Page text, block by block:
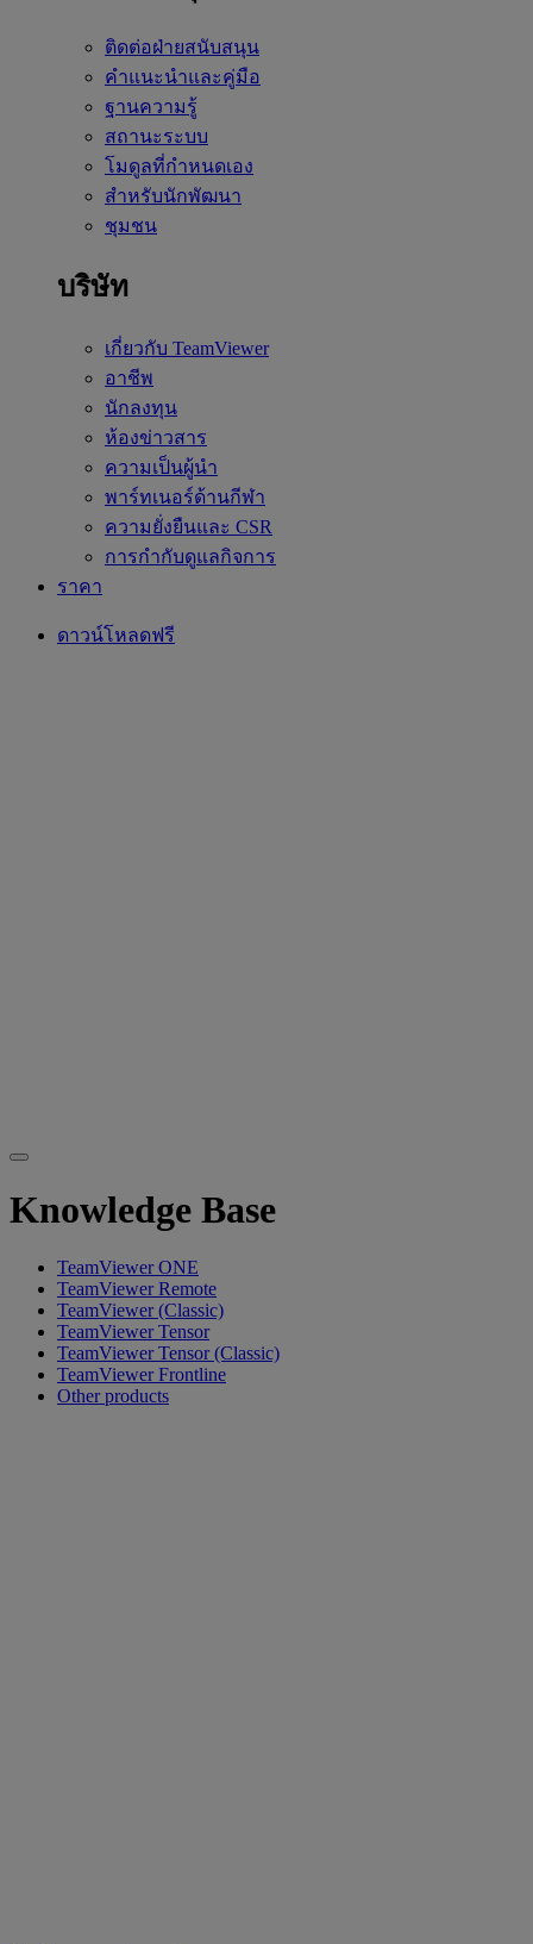
ติดต่อฝ่ายสนับสนุน
คำแนะนำและคู่มือ
ฐานความรู้
สถานะระบบ
โมดูลที่กำหนดเอง
สำหรับนักพัฒนา
ชุมชน
บริษัท
เกี่ยวกับ TeamViewer
อาชีพ
นักลงทุน
ห้องข่าวสาร
ความเป็นผู้นำ
พาร์ทเนอร์ด้านกีฬา
ความยั่งยืนและ CSR
การกำกับดูแลกิจการ
ราคา
ดาวน์โหลดฟรี
Knowledge Base
TeamViewer ONE
TeamViewer Remote
TeamViewer (Classic)
TeamViewer Tensor
TeamViewer Tensor (Classic)
TeamViewer Frontline
Other products